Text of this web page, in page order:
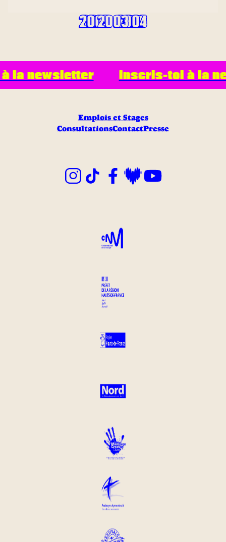
2026 2025
2024 2023
2022 2021
2019 2018
2017 2016
2015 2014
2013 2012
2011 2010
2009 2008
2007 2006
2005 2004
2003
la newsletter Inscris-toi à la
Emplois et Stages
ConsultationsContactPresse